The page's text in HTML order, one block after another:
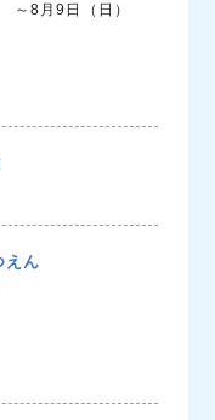
～8月9日（日）
えん